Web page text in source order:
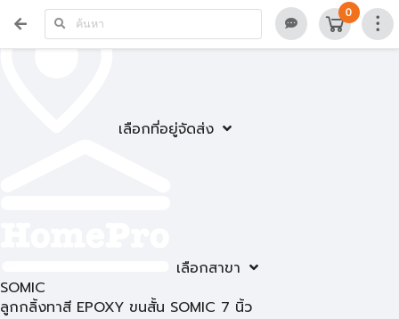
เลือกที่อยู่จัดส่ง
เลือกสาขา
0
SOMIC
ลูกกลิ้งทาสี EPOXY ขนสั้น SOMIC 7 นิ้ว